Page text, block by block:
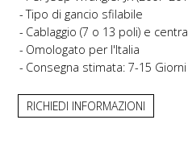
Tipo di gancio sfilabile
Cablaggio (7 o 13 poli) e
Omologato per l'Italia
Consegna stimata: 7-15 Giorni
RICHIEDI INFORMAZIONI